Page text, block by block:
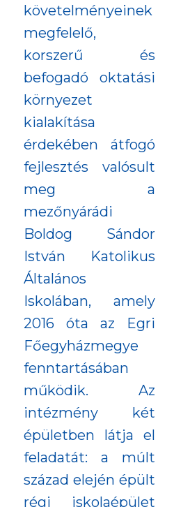
követelményeinek
megfelelő,
korszerű és
befogadó oktatási
környezet
kialakítása
érdekében átfogó
fejlesztés valósult
meg a
mezőnyárádi
Boldog Sándor
István Katolikus
Általános
Iskolában, amely
2016 óta az Egri
Főegyházmegye
fenntartásában
működik. Az
intézmény két
épületben látja el
feladatát: a múlt
század elején épült
régi iskolaépület